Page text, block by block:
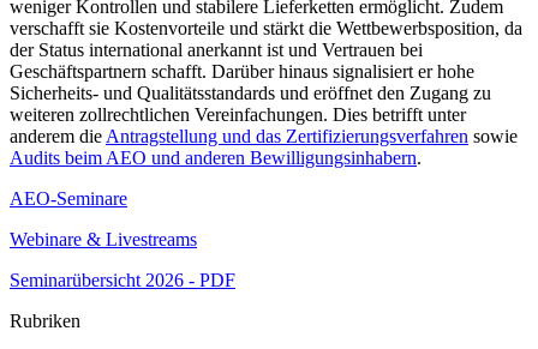
weniger Kontrollen und stabilere Lieferketten ermöglicht. Zudem
verschafft sie Kostenvorteile und stärkt die Wettbewerbsposition, da
der Status international anerkannt ist und Vertrauen bei
Geschäftspartnern schafft. Darüber hinaus signalisiert er hohe
Sicherheits- und Qualitätsstandards und eröffnet den Zugang zu
weiteren zollrechtlichen Vereinfachungen. Dies betrifft unter
anderem die Antragstellung und das Zertifizierungsverfahren sowie
Audits beim AEO und anderen Bewilligungsinhabern.
AEO-Seminare
Webinare & Livestreams
Seminarübersicht 2026 - PDF
Rubriken